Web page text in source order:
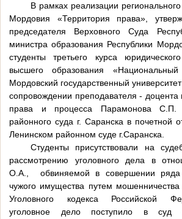
В рамках реализации
Мордовия «Территория права»,
председателя Верховного Суда
министра образования Республики
студенты третьего курса
высшего образования «Национальный
Мордовский государственный
сопровождении преподавателя - доцента
права и процесса Парамонова С.П.
районного суда г. Саранска в почетной
Ленинском районном суде г.Саранска.
Студенты присутствовали на
рассмотрению уголовного дела в
О.А., обвиняемой в совершении ряда
чужого имущества путем мошенничества
Уголовного кодекса Российской
уголовное дело поступило в суд